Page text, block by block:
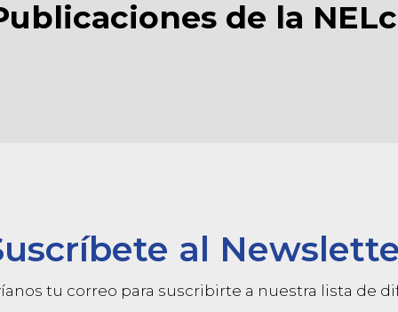
de la
al
tu correo para suscribirte a nuestra lista de